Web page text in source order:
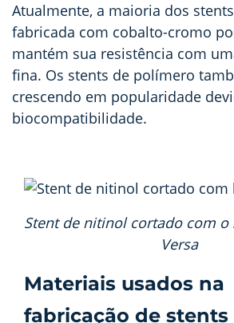
Atualmente, a maioria dos
fabricada com cobalto-cromo
mantém sua resistência com
fina. Os stents de polímero
crescendo em popularidade
biocompatibilidade.
Stent de nitinol cortado com o
Versa
Materiais usados na
fabricação de stents